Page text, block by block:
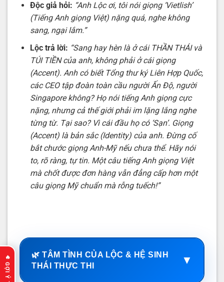
Độc giả hỏi: “Anh Lộc ơi, tôi nói giọng ‘Vietlish’
(Tiếng Anh giọng Việt) nặng quá, nghe không
sang, ngại lắm.”
Lộc trả lời: “Sang hay hèn là ở cái THẦN THÁI và
TÚI TIỀN của anh, không phải ở cái giọng
(Accent). Anh có biết Tổng thư ký Liên Hợp Quốc,
các CEO tập đoàn toàn cầu người Ấn Độ, người
Singapore không? Họ nói tiếng Anh giọng cực
nặng, nhưng cả thế giới phải im lặng lắng nghe
từng từ. Tại sao? Vì cái đầu họ có ‘Sạn’. Giọng
(Accent) là bản sắc (Identity) của anh. Đừng cố
bắt chước giọng Anh-Mỹ nếu chưa thể. Hãy nói
to, rõ ràng, tự tin. Một câu tiếng Anh giọng Việt
mà chốt được đơn hàng vẫn đẳng cấp hơn một
câu giọng Mỹ chuẩn mà rỗng tuếch!”
🌿 TÂM TÌNH CỦA LỘC & HỆ SINH
THÁI THỰC THI
▼